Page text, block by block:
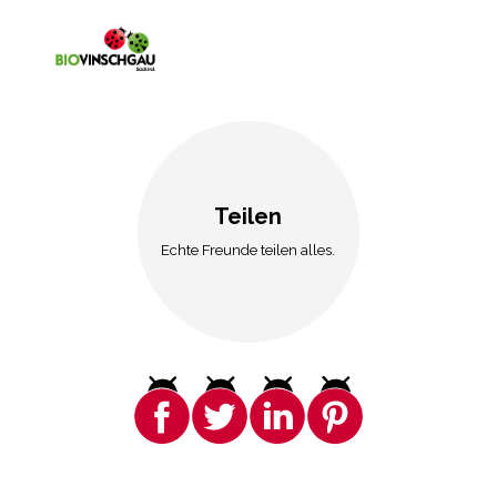
Teilen
Echte Freunde teilen alles.